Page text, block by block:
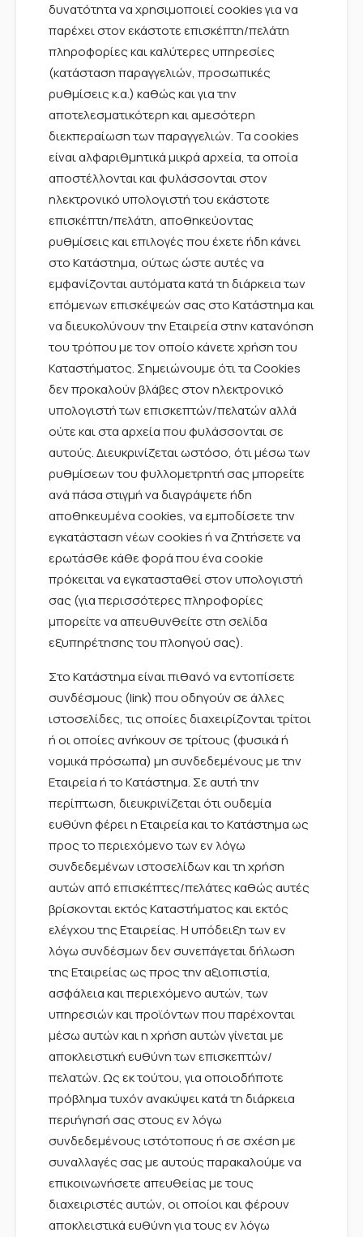
δυνατότητα να χρησιμοποιεί cookies για να
παρέχει στον εκάστοτε επισκέπτη/πελάτη
πληροφορίες και καλύτερες υπηρεσίες
(κατάσταση παραγγελιών, προσωπικές
ρυθμίσεις κ.α.) καθώς και για την
αποτελεσματικότερη και αμεσότερη
διεκπεραίωση των παραγγελιών. Τα cookies
είναι αλφαριθμητικά μικρά αρχεία, τα οποία
αποστέλλονται και φυλάσσονται στον
ηλεκτρονικό υπολογιστή του εκάστοτε
επισκέπτη/πελάτη, αποθηκεύοντας
ρυθμίσεις και επιλογές που έχετε ήδη κάνει
στο Κατάστημα, ούτως ώστε αυτές να
εμφανίζονται αυτόματα κατά τη διάρκεια των
επόμενων επισκέψεών σας στο Κατάστημα και
να διευκολύνουν την Εταιρεία στην κατανόηση
του τρόπου με τον οποίο κάνετε χρήση του
Καταστήματος. Σημειώνουμε ότι τα Cookies
δεν προκαλούν βλάβες στον ηλεκτρονικό
υπολογιστή των επισκεπτών/πελατών αλλά
ούτε και στα αρχεία που φυλάσσονται σε
αυτούς. Διευκρινίζεται ωστόσο, ότι μέσω των
ρυθμίσεων του φυλλομετρητή σας μπορείτε
ανά πάσα στιγμή να διαγράψετε ήδη
αποθηκευμένα cookies, να εμποδίσετε την
εγκατάσταση νέων cookies ή να ζητήσετε να
ερωτάσθε κάθε φορά που ένα cookie
πρόκειται να εγκατασταθεί στον υπολογιστή
σας (για περισσότερες πληροφορίες
μπορείτε να απευθυνθείτε στη σελίδα
εξυπηρέτησης του πλοηγού σας).
Στο Κατάστημα είναι πιθανό να εντοπίσετε
συνδέσμους (link) που οδηγούν σε άλλες
ιστοσελίδες, τις οποίες διαχειρίζονται τρίτοι
ή οι οποίες ανήκουν σε τρίτους (φυσικά ή
νομικά πρόσωπα) μη συνδεδεμένους με την
Εταιρεία ή το Κατάστημα. Σε αυτή την
περίπτωση, διευκρινίζεται ότι ουδεμία
ευθύνη φέρει η Εταιρεία και το Κατάστημα ως
προς το περιεχόμενο των εν λόγω
συνδεδεμένων ιστοσελίδων και τη χρήση
αυτών από επισκέπτες/πελάτες καθώς αυτές
βρίσκονται εκτός Καταστήματος και εκτός
ελέγχου της Εταιρείας. Η υπόδειξη των εν
λόγω συνδέσμων δεν συνεπάγεται δήλωση
της Εταιρείας ως προς την αξιοπιστία,
ασφάλεια και περιεχόμενο αυτών, των
υπηρεσιών και προϊόντων που παρέχονται
μέσω αυτών και η χρήση αυτών γίνεται με
αποκλειστική ευθύνη των επισκεπτών/
πελατών. Ως εκ τούτου, για οποιοδήποτε
πρόβλημα τυχόν ανακύψει κατά τη διάρκεια
περιήγησή σας στους εν λόγω
συνδεδεμένους ιστότοπους ή σε σχέση με
συναλλαγές σας με αυτούς παρακαλούμε να
επικοινωνήσετε απευθείας με τους
διαχειριστές αυτών, οι οποίοι και φέρουν
αποκλειστικά ευθύνη για τους εν λόγω